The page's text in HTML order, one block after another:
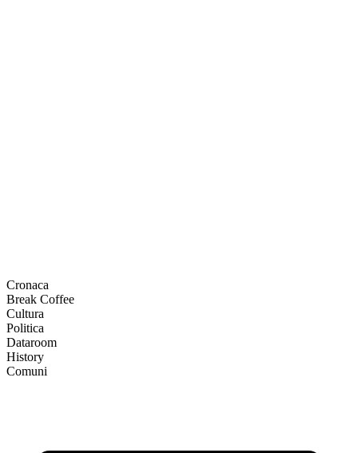
Cronaca
Break Coffee
Cultura
Politica
Dataroom
History
Comuni